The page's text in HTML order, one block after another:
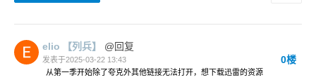
elio 【列兵】 @回复
发表于2025-03-22 13:43 0楼
从第一季开始除了夸克外其他链接无法打开，想下载迅雷的资源